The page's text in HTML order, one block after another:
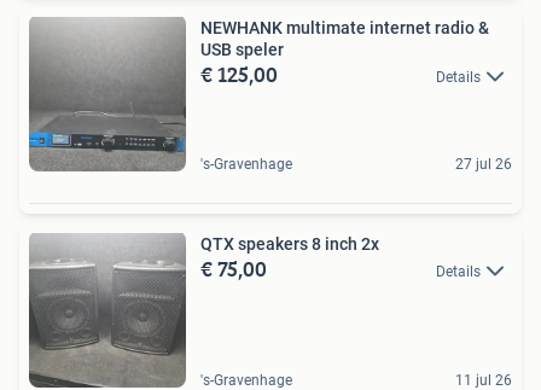
NEWHANK multimate internet radio &
USB speler
€ 125,00 Details
's-Gravenhage 27 jul 26
QTX speakers 8 inch 2x
€ 75,00 Details
's-Gravenhage 11 jul 26